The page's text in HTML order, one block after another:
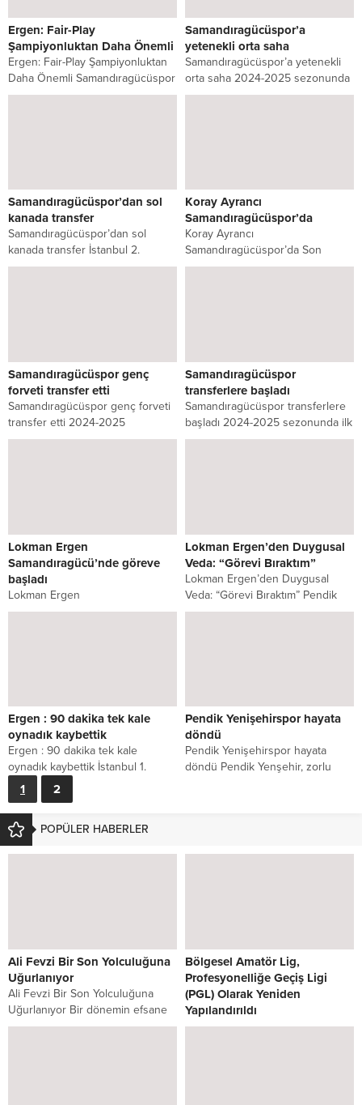
POPÜLER HABERLER
Ali Fevzi Bir Son Yolculuğuna
Uğurlanıyor
Ali Fevzi Bir Son Yolculuğuna
Uğurlanıyor Bir dönemin efsane
kulübü Sahrayıcedit Spor
Bölgesel Amatör Lig,
Profesyonelliğe Geçiş Ligi
(PGL) Olarak Yeniden
Yapılandırıldı
Bölgesel Amatör Lig,
Ergen: Fair-Play
Şampiyonluktan Daha Önemli
Ergen: Fair-Play Şampiyonluktan
Daha Önemli Samandıragücüspor
Teknik Sorumlusu Lokman Ergen,
Samandıragücüspor’a
yetenekli orta saha
Samandıragücüspor’a yetenekli
orta saha 2024-2025 sezonunda
şampiyonluk hedefleyen 2.
Samandıragücüspor’dan sol
kanada transfer
Samandıragücüspor’dan sol
kanada transfer İstanbul 2.
Amatör Lig 20. Grupta mücadele
Koray Ayrancı
Samandıragücüspor’da
Koray Ayrancı
Samandıragücüspor’da Son
olarak Sancaktepe Belediyespor
Samandıragücüspor genç
forveti transfer etti
Samandıragücüspor genç forveti
transfer etti 2024-2025
sezonuna şampiyonluk hedefi ile
Samandıragücüspor
transferlere başladı
Samandıragücüspor transferlere
başladı 2024-2025 sezonunda ilk
olarak Teknik Sorumlu olarak
Lokman Ergen
Samandıragücü’nde göreve
başladı
Lokman Ergen
Samandıragücü’nde göreve
Lokman Ergen’den Duygusal
Veda: “Görevi Bıraktım”
Lokman Ergen’den Duygusal
Veda: “Görevi Bıraktım” Pendik
Yenişehir Gençlikspor’un A takım
Ergen : 90 dakika tek kale
oynadık kaybettik
Ergen : 90 dakika tek kale
oynadık kaybettik İstanbul 1.
Amatör Lig 14. Grup
takımlarından...
Pendik Yenişehirspor hayata
döndü
Pendik Yenişehirspor hayata
döndü Pendik Yenşehir, zorlu
1 2